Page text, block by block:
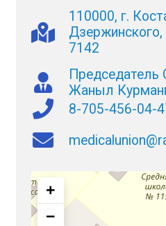
110000, г.
Дзержинского,
7142
Жаныл
8-705-456-04-
+
−